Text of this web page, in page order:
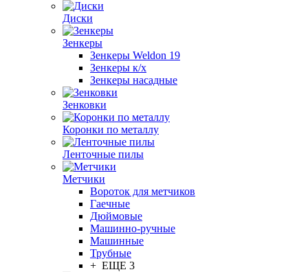
Диски
Зенкеры
Зенкеры Weldon 19
Зенкеры к/х
Зенкеры насадные
Зенковки
Коронки по металлу
Ленточные пилы
Метчики
Вороток для метчиков
Гаечные
Дюймовые
Машинно-ручные
Машинные
Трубные
+ ЕЩЕ 3